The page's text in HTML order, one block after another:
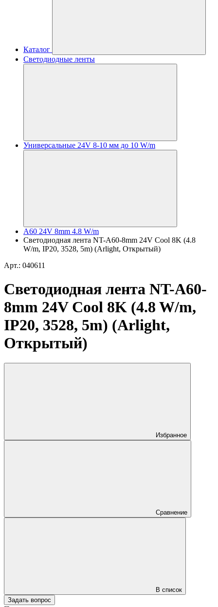
Каталог
Светодиодные ленты
Универсальные 24V 8-10 мм до 10 W/m
A60 24V 8mm 4.8 W/m
Светодиодная лента NT-A60-8mm 24V Cool 8K (4.8
W/m, IP20, 3528, 5m) (Arlight, Открытый)
Арт.: 040611
Светодиодная лента NT-A60-
8mm 24V Cool 8K (4.8 W/m,
IP20, 3528, 5m) (Arlight,
Открытый)
Избранное
Сравнение
В список
Задать вопрос